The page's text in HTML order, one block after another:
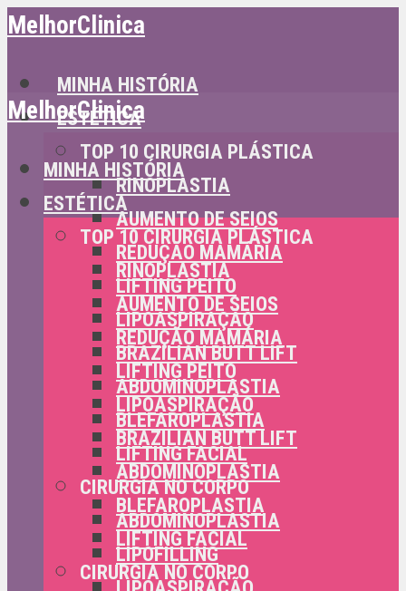
MelhorClinica
MINHA HISTÓRIA
ESTÉTICA
TOP 10 CIRURGIA PLÁSTICA
RINOPLASTIA
AUMENTO DE SEIOS
REDUÇÃO MAMÁRIA
LIFTING PEITO
LIPOASPIRAÇÃO
BRAZILIAN BUTT LIFT
ABDOMINOPLASTIA
BLEFAROPLASTIA
LIFTING FACIAL
CIRURGIA NO CORPO
ABDOMINOPLASTIA
LIPOFILLING
MelhorClinica
MINHA HISTÓRIA
ESTÉTICA
TOP 10 CIRURGIA PLÁSTICA
RINOPLASTIA
AUMENTO DE SEIOS
REDUÇÃO MAMÁRIA
LIFTING PEITO
LIPOASPIRAÇÃO
BRAZILIAN BUTT LIFT
ABDOMINOPLASTIA
BLEFAROPLASTIA
LIFTING FACIAL
CIRURGIA NO CORPO